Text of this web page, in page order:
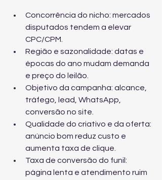
Concorrência do nicho: mercados
disputados tendem a elevar
CPC/CPM.
Região e sazonalidade: datas e
épocas do ano mudam demanda
e preço do leilão.
Objetivo da campanha: alcance,
tráfego, lead, WhatsApp,
conversão no site.
Qualidade do criativo e da oferta:
anúncio bom reduz custo e
aumenta taxa de clique.
Taxa de conversão do funil:
página lenta e atendimento ruim